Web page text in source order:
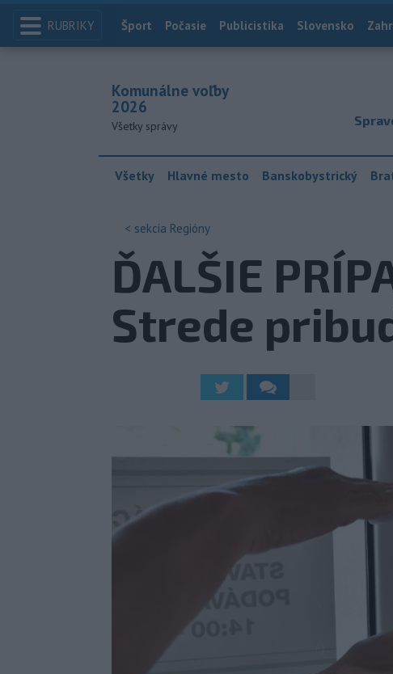
RUBRIKY Index
Šport Počasie Publicistika Slovensko
Komunálne voľby
2026
Všetky správy
Všetky Hlavné mesto Banskobystrický
< sekcia Regióny
ĎALŠIE
Strede